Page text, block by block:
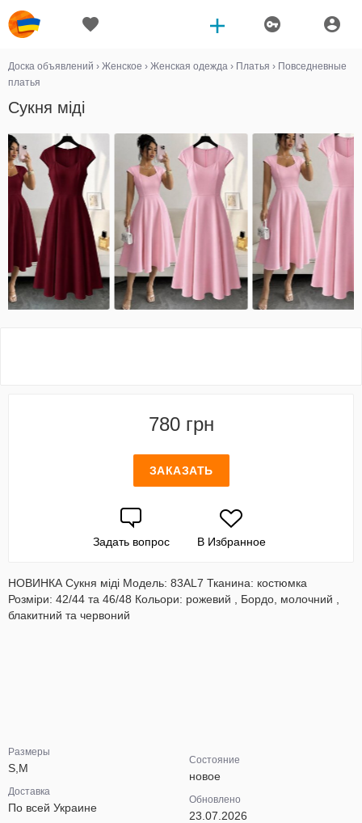
Доска объявлений › Женское › Женская одежда › Платья › Повседневные
платья
Сукня міді
780 грн
ЗАКАЗАТЬ
Задать вопрос В Избранное
НОВИНКА Сукня міді Модель: 83AL7 Тканина: костюмка
Розміри: 42/44 та 46/48 Кольори: рожевий , Бордо, молочний ,
блакитний та червоний
Размеры
S,M
Доставка
По всей Украине
Состояние
новое
Обновлено
23.07.2026